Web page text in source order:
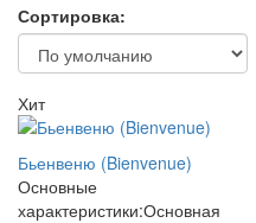
Сортировка:
Хит
Бьенвеню (Bienvenue)
Основные
характеристики:Основная